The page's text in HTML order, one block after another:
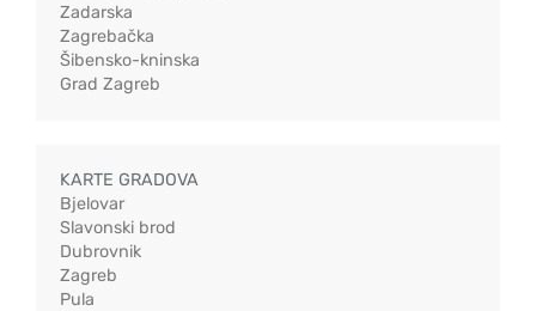
Zadarska
Zagrebačka
Šibensko-kninska
Grad Zagreb
KARTE GRADOVA
Bjelovar
Slavonski brod
Dubrovnik
Zagreb
Pula